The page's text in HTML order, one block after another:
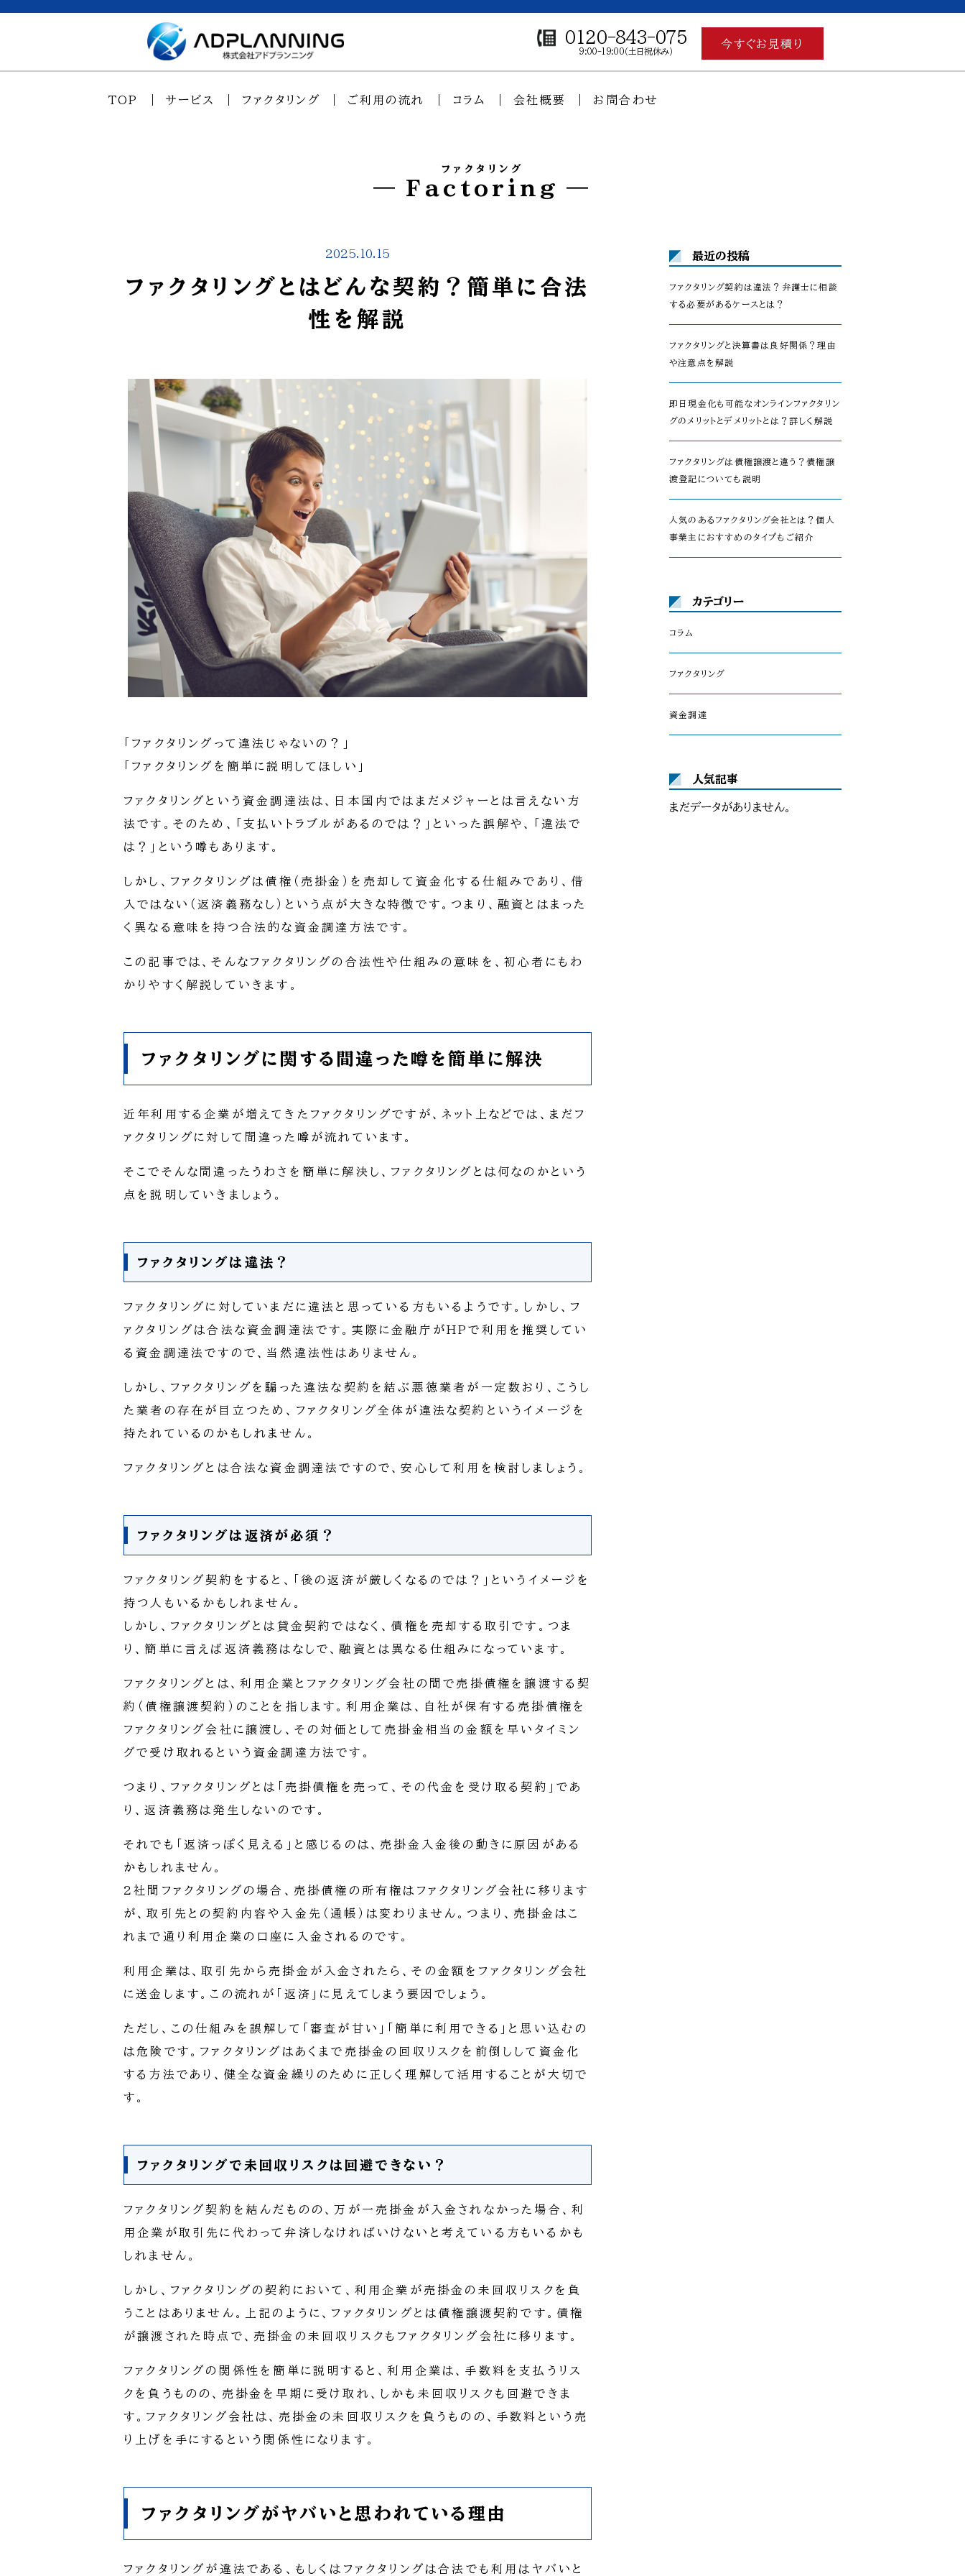
TOP サービス ファクタリング ご利用の流れ コラム 会社概要 お問合わせ
0120-843-075
9:00-19:00（土日祝休み）
今すぐお見積り
ファクタリング
Factoring
2025.10.15
ファクタリングとはどんな契約？簡単に合法
性を解説
「ファクタリングって違法じゃないの？」
「ファクタリングを簡単に説明してほしい」
ファクタリングという資金調達法は、日本国内ではまだメジャーとは言えない方
法です。そのため、「支払いトラブルがあるのでは？」といった誤解や、「違法で
は？」という噂もあります。
しかし、ファクタリングは債権（売掛金）を売却して資金化する仕組みであり、借
入ではない（返済義務なし）という点が大きな特徴です。つまり、融資とはまった
く異なる意味を持つ合法的な資金調達方法です。
この記事では、そんなファクタリングの合法性や仕組みの意味を、初心者にもわ
かりやすく解説していきます。
ファクタリングに関する間違った噂を簡単に解決
近年利用する企業が増えてきたファクタリングですが、ネット上などでは、まだフ
ァクタリングに対して間違った噂が流れています。
そこでそんな間違ったうわさを簡単に解決し、ファクタリングとは何なのかという
点を説明していきましょう。
ファクタリングは違法？
ファクタリングに対していまだに違法と思っている方もいるようです。しかし、フ
ァクタリングは合法な資金調達法です。実際に金融庁がHPで利用を推奨してい
る資金調達法ですので、当然違法性はありません。
しかし、ファクタリングを騙った違法な契約を結ぶ悪徳業者が一定数おり、こうし
た業者の存在が目立つため、ファクタリング全体が違法な契約というイメージを
持たれているのかもしれません。
ファクタリングとは合法な資金調達法ですので、安心して利用を検討しましょう。
ファクタリングは返済が必須？
ファクタリング契約をすると、「後の返済が厳しくなるのでは？」というイメージを
持つ人もいるかもしれません。
しかし、ファクタリングとは貸金契約ではなく、債権を売却する取引です。つま
り、簡単に言えば返済義務はなしで、融資とは異なる仕組みになっています。
ファクタリングとは、利用企業とファクタリング会社の間で売掛債権を譲渡する契
約（債権譲渡契約）のことを指します。利用企業は、自社が保有する売掛債権を
ファクタリング会社に譲渡し、その対価として売掛金相当の金額を早いタイミン
グで受け取れるという資金調達方法です。
つまり、ファクタリングとは「売掛債権を売って、その代金を受け取る契約」であ
り、返済義務は発生しないのです。
それでも「返済っぽく見える」と感じるのは、売掛金入金後の動きに原因がある
かもしれません。
2社間ファクタリングの場合、売掛債権の所有権はファクタリング会社に移ります
が、取引先との契約内容や入金先（通帳）は変わりません。つまり、売掛金はこ
れまで通り利用企業の口座に入金されるのです。
利用企業は、取引先から売掛金が入金されたら、その金額をファクタリング会社
に送金します。この流れが「返済」に見えてしまう要因でしょう。
ただし、この仕組みを誤解して「審査が甘い」「簡単に利用できる」と思い込むの
は危険です。ファクタリングはあくまで売掛金の回収リスクを前倒しして資金化
する方法であり、健全な資金繰りのために正しく理解して活用することが大切で
す。
ファクタリングで未回収リスクは回避できない？
ファクタリング契約を結んだものの、万が一売掛金が入金されなかった場合、利
用企業が取引先に代わって弁済しなければいけないと考えている方もいるかも
しれません。
しかし、ファクタリングの契約において、利用企業が売掛金の未回収リスクを負
うことはありません。上記のように、ファクタリングとは債権譲渡契約です。債権
が譲渡された時点で、売掛金の未回収リスクもファクタリング会社に移ります。
ファクタリングの関係性を簡単に説明すると、利用企業は、手数料を支払うリス
クを負うものの、売掛金を早期に受け取れ、しかも未回収リスクも回避できま
す。ファクタリング会社は、売掛金の未回収リスクを負うものの、手数料という売
り上げを手にするという関係性になります。
ファクタリングがヤバいと思われている理由
ファクタリングが違法である、もしくはファクタリングは合法でも利用はヤバいと
最近の投稿
ファクタリング契約は違法？弁護士に相談
する必要があるケースとは？
ファクタリングと決算書は良好関係？理由
や注意点を解説
即日現金化も可能なオンラインファクタリン
グのメリットとデメリットとは？詳しく解説
ファクタリングは債権譲渡と違う？債権譲
渡登記についても説明
人気のあるファクタリング会社とは？個人
事業主におすすめのタイプもご紹介
カテゴリー
コラム
ファクタリング
資金調達
人気記事
まだデータがありません。